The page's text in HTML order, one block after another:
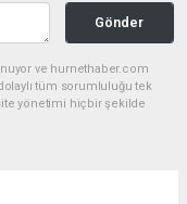
Gönder
ve hurnethaber.com
tüm sorumluluğu tek
yönetimi hiçbir şekilde